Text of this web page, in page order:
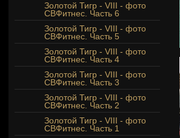
Золотой Тигр - VIII - фото
СВФитнес. Часть 6
Золотой Тигр - VIII - фото
СВФитнес. Часть 5
Золотой Тигр - VIII - фото
СВФитнес. Часть 4
Золотой Тигр - VIII - фото
СВФитнес. Часть 3
Золотой Тигр - VIII - фото
СВФитнес. Часть 2
Золотой Тигр - VIII - фото
СВФитнес. Часть 1